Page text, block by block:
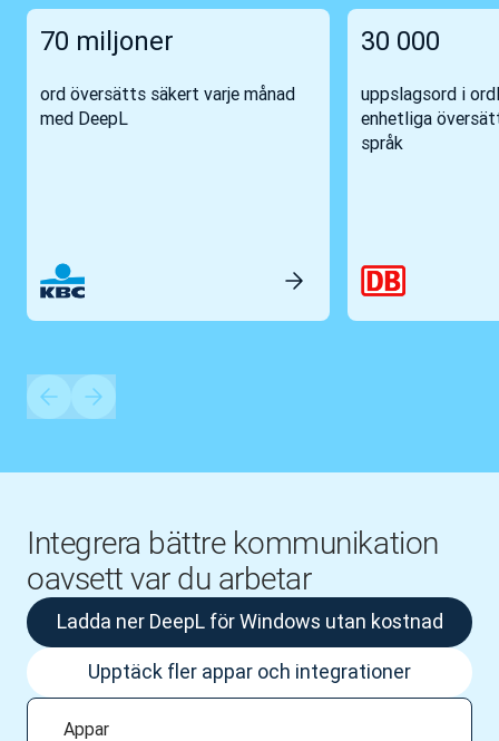
70 miljoner
ord översätts säkert varje månad
med DeepL
30 000
uppslagsord i
enhetliga
språk
Integrera bättre kommunikation
oavsett var du arbetar
Appar
Ladda ner DeepL för Windows utan kostnad
Upptäck fler appar och integrationer